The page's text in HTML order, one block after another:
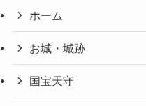
ホーム
お城・城跡
国宝天守